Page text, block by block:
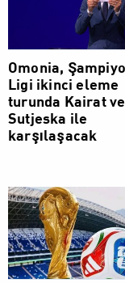
Omonia,
Ligi ikinci eleme
turunda Kairat
Sutjeska ile
karşılaşacak